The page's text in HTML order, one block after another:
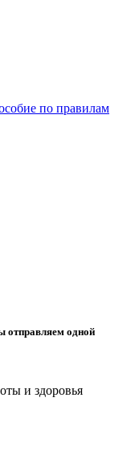
по правилам
отправляем одной
и здоровья